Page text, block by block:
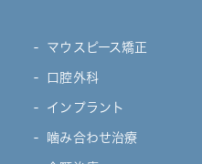
マウスピース矯正
口腔外科
インプラント
噛み合わせ治療